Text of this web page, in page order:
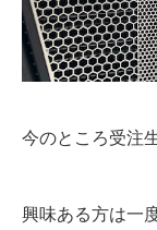
今のところ受注
興味ある方は一